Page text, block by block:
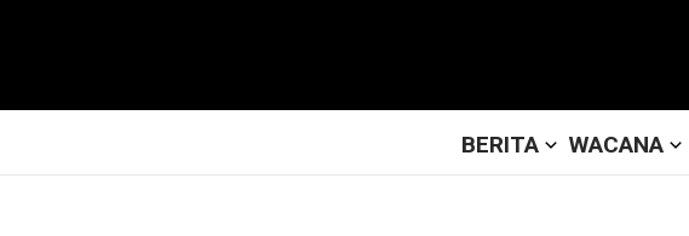
BERITA WACANA